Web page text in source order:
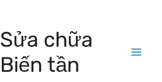
Sửa chữa
Biến tần